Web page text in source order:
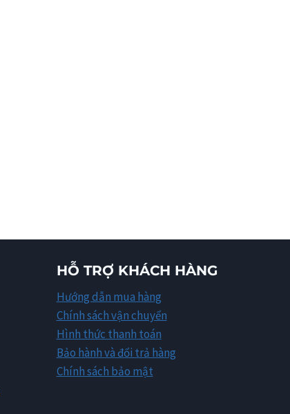
HỖ TRỢ KHÁCH HÀNG
Hướng dẫn mua hàng
Chính sách vận chuyển
Hình thức thanh toán
Bảo hành và đổi trả hàng
Chính sách bảo mật